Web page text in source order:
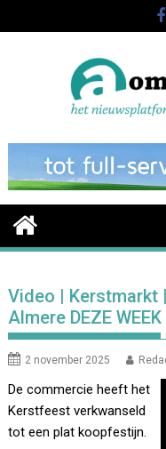
to
Video | Kerstmarkt
Almere DEZE WEEK
2 november 2025
De commercie heeft het
Kerstfeest verkwanseld
tot een plat koopfestijn.